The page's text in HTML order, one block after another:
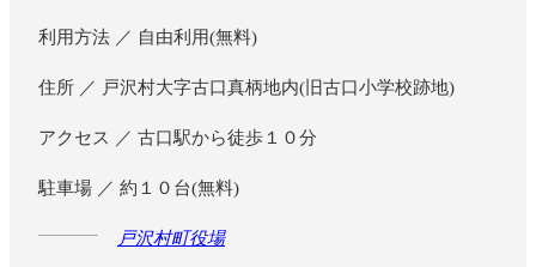
利用方法 ／ 自由利用(無料)
住所 ／ 戸沢村大字古口真柄地内(旧古口小学校跡地)
アクセス ／ 古口駅から徒歩１０分
駐車場 ／ 約１０台(無料)
戸沢村町役場